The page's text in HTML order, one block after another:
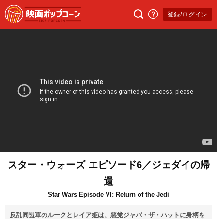
登録/ログイン
スター・ウォーズ エピソード6／ジェダイの帰
還
Star Wars Episode VI: Return of the Jedi
反乱同盟軍のルークとレイア姫は、悪党ジャバ・ザ・ハットに身柄を